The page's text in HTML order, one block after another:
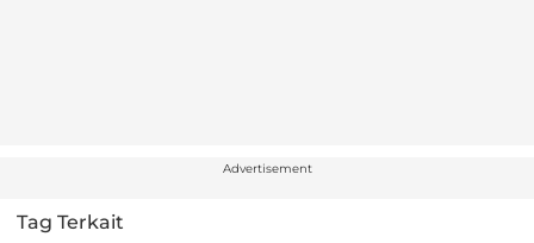
Advertisement
Tag Terkait